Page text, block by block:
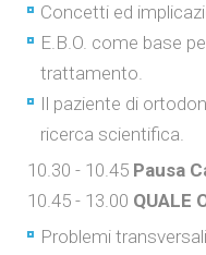
Concetti ed
E.B.O. come base
trattamento.
Il paziente di
ricerca scientifica.
10.30 - 10.45 Pausa
10.45 - 13.00 QUALE
Problemi